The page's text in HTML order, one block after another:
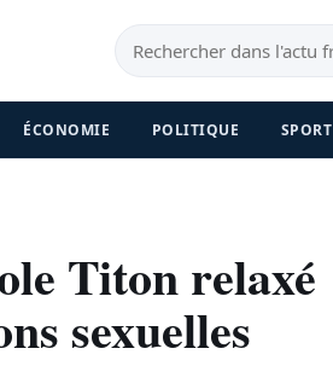
ÉCONOMIE POLITIQUE SPORT
Titon relaxé
sexuelles